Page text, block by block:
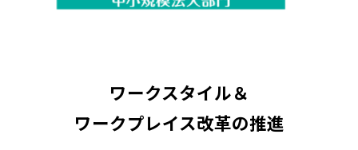
ワークスタイル＆
ワークプレイス改革の推進